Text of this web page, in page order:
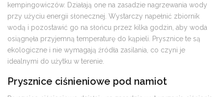
kempingowiczów. Działają one na zasadzie nagrzewania wody
przy użyciu energii słonecznej. Wystarczy napełnić zbiornik
wodą i pozostawić go na słońcu przez kilka godzin, aby woda
osiągnęła przyjemną temperaturę do kąpieli. Prysznice te są
ekologiczne i nie wymagają źródła zasilania, co czyni je
idealnymi do użytku w terenie.
Prysznice ciśnieniowe pod namiot